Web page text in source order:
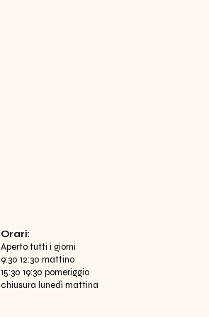
​Orari:
Aperto tutti i giorni
9:30 12:30 mattino
15:30 19:30 pomeriggio
chiusura lunedì mattina